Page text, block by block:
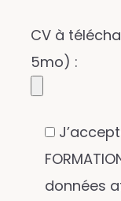
CV à
5mo) :
données